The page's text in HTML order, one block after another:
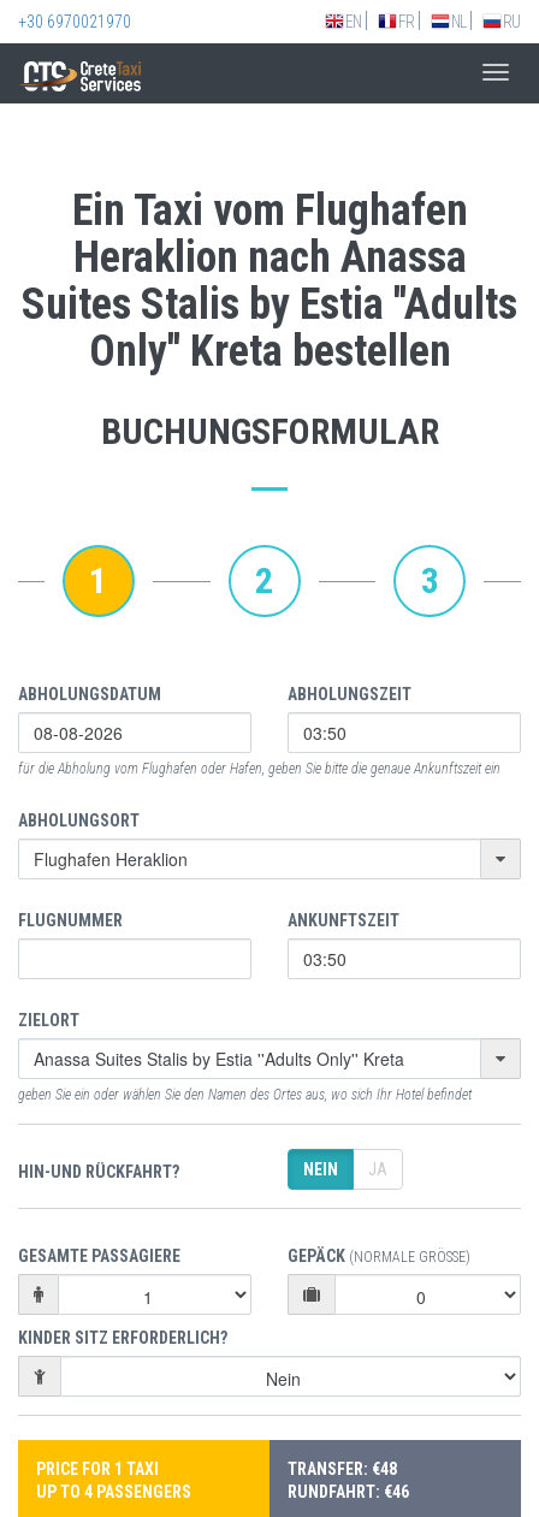
+30 6970021970 EN FR NL RU
Ein Taxi vom Flughafen
Heraklion nach Anassa
Suites Stalis by Estia ''Adults
Only'' Kreta bestellen
BUCHUNGSFORMULAR
1 2 3
ABHOLUNGSDATUM ABHOLUNGSZEIT
für die Abholung vom Flughafen oder Hafen, geben Sie bitte die genaue Ankunftszeit ein
ABHOLUNGSORT
FLUGNUMMER ANKUNFTSZEIT
ZIELORT
geben Sie ein oder wählen Sie den Namen des Ortes aus, wo sich Ihr Hotel befindet
HIN-UND RÜCKFAHRT? NEIN JA
GESAMTE PASSAGIERE GEPÄCK (NORMALE GRÖSSE)
KINDER SITZ ERFORDERLICH?
PRICE FOR 1 TAXI
UP TO 4 PASSENGERS
TRANSFER: €48
RUNDFAHRT: €46